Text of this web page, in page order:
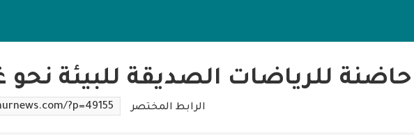
للرياضات الصديقة للبيئة
الرابط المختصر ?p=49155